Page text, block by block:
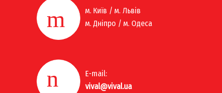
м. Київ / м. Львів
м. Дніпро / м. Одеса
E-mail:
vival@vival.ua